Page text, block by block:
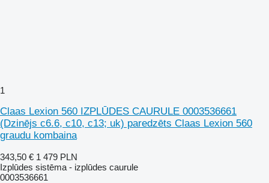
1
Claas Lexion 560 IZPLŪDES CAURULE 0003536661
(Dzinējs c6.6, c10, c13; uk) paredzēts Claas Lexion 560
graudu kombaina
343,50 € 1 479 PLN
Izplūdes sistēma - izplūdes caurule
0003536661